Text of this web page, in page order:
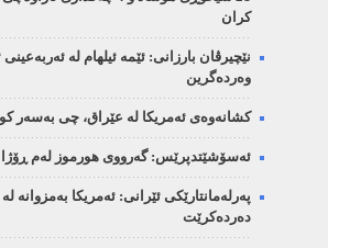
کران
نێچیرڤان بارزانی: ئێمە ئیلهام لە
وەردەگرین
کشانەوەی ئەمریکا لە عێراق، چی بەسەر
ئەسۆشێتدپرێس: گەرووی هورموز لەم
پەرلەمانتارێکی ئێرانی: ئەمریکا بەمزوانە
دەردەکرێت